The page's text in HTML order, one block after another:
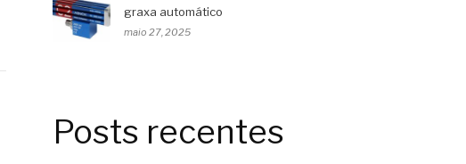
graxa automático
maio 27, 2025
Posts recentes